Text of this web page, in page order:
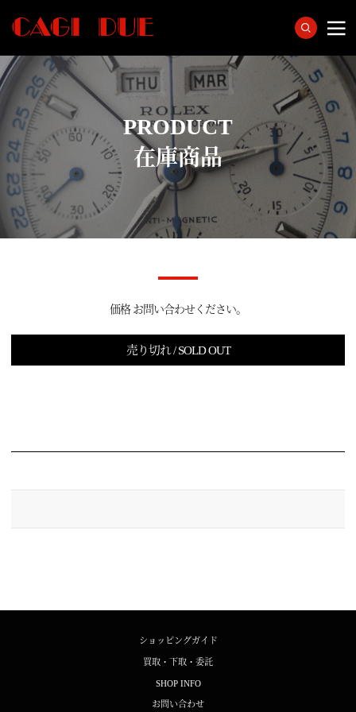
PRODUCT
在庫商品
価格 お問い合わせください。
売り切れ / SOLD OUT
ショッピングガイド
買取・下取・委託
SHOP INFO
お問い合わせ